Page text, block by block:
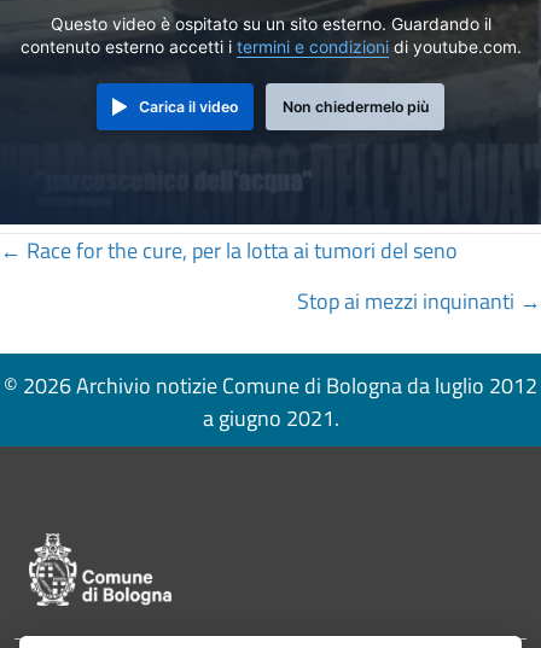
Questo video è ospitato su un sito esterno. Guardando il
contenuto esterno accetti i termini e condizionidi youtube.com.
Carica il video Non chiedermelo più
Posts
← Race for the cure, per la lotta ai tumori del seno
Stop ai mezzi inquinanti →
© 2026 Archivio notizie Comune di Bologna da luglio 2012
a giugno 2021.